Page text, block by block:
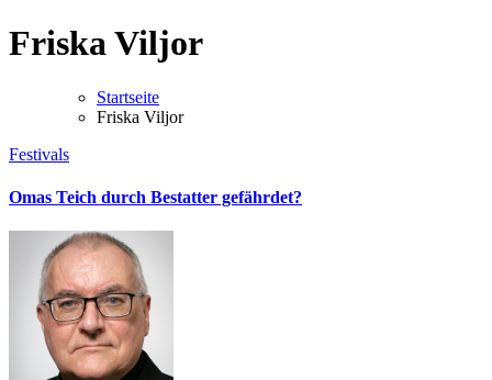
Friska Viljor
Startseite
Friska Viljor
Festivals
Omas Teich durch Bestatter gefährdet?